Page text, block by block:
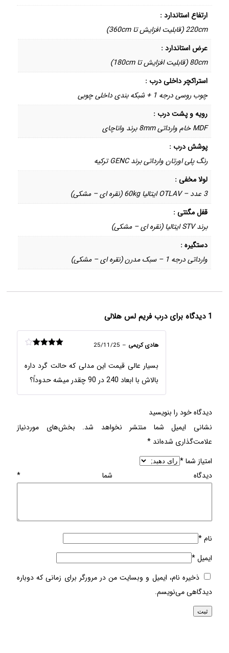
ارتفاع استاندارد :
220cm (قابلیت افزایش تا 360cm)
عرض استاندارد :
80cm (قابلیت افزایش تا 180cm)
استراکچر داخلی درب :
چوب روسی درجه 1 + شبکه بندی داخلی چوبی
رویه و پشت درب :
MDF خام وارداتی 8mm برند واناچای
پوشش درب :
رنگ پلی اورتان وارداتی برند GENC ترکیه
لولا مخفی :
3 عدد – OTLAV ایتالیا 60kg (نقره ای – مشکی)
قفل مگنتی :
برند STV ایتالیا (نقره ای – مشکی)
دستگیره :
وارداتی درجه 1 – سبک مدرن (نقره ای – مشکی)
1 دیدگاه برای درب فریم لس هلالی
هادی کریمی –
25/11/25
بسیار عالی قیمت این مدلی که حالت گرد داره
بالاش با ابعاد 240 در 90 چقدر میشه حدوداً؟
دیدگاه خود را بنویسید
نشانی ایمیل شما منتشر نخواهد شد.
بخش‌های موردنیاز
علامت‌گذاری شده‌اند *
امتیاز شما*
دیدگاه شما *
نام*
ایمیل*
ذخیره نام، ایمیل و وبسایت من در مرورگر برای زمانی که دوباره
دیدگاهی می‌نویسم.